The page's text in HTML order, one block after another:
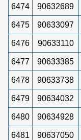
6474 90632689
6475 90633097
6476 90633110
6477 90633385
6478 90633738
6479 90634032
6480 90634928
6481 90637050